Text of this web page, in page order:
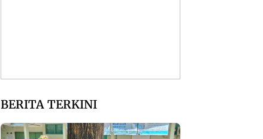
BERITA TERKINI